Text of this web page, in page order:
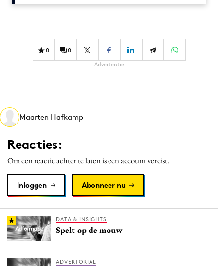
Design
Diversiteit
Effectiviteit
Martech
Media
Merkstrategie
Purpose Marketing
Reputatie & crisis
0 0
Advertentie
Maarten Hafkamp
Reacties:
Om een reactie achter te laten is een account vereist.
Inloggen Abonneer nu
DATA & INSIGHTS
Spelt op de mouw
ADVERTORIAL